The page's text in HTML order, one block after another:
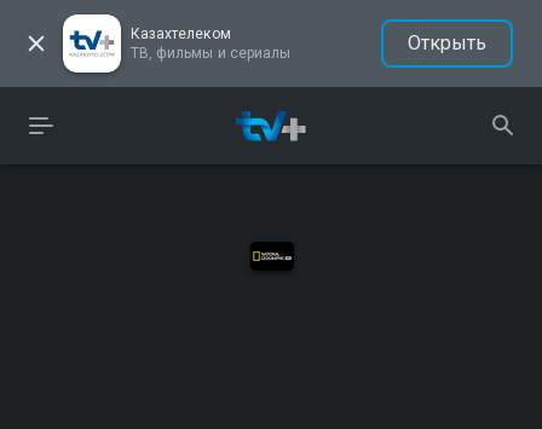
Казахтелеком
ТВ, фильмы и сериалы
Открыть